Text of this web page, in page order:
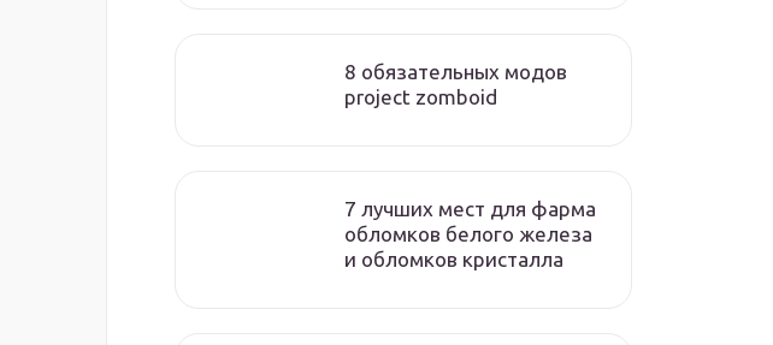
8 обязательных модов
project zomboid
7 лучших мест для фарма
обломков белого железа
и обломков кристалла